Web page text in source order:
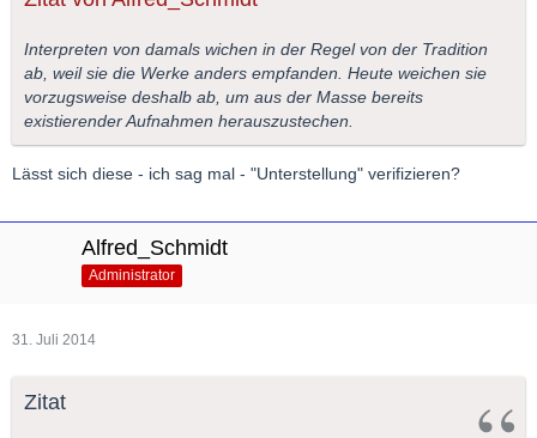
Interpreten von damals wichen in der Regel von der Tradition
ab, weil sie die Werke anders empfanden. Heute weichen sie
vorzugsweise deshalb ab, um aus der Masse bereits
existierender Aufnahmen herauszustechen.
Lässt sich diese - ich sag mal - "Unterstellung" verifizieren?
Alfred_Schmidt
Administrator
31. Juli 2014
Zitat